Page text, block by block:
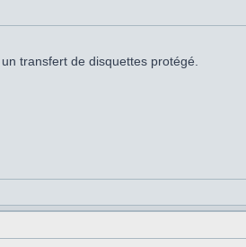
transfert de disquettes protégé.